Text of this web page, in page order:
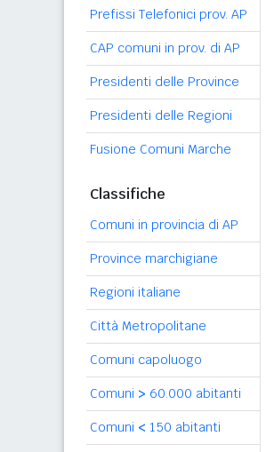
Prefissi Telefonici prov. AP
CAP comuni in prov. di AP
Presidenti delle Province
Presidenti delle Regioni
Fusione Comuni Marche
Classifiche
Comuni in provincia di AP
Province marchigiane
Regioni italiane
Città Metropolitane
Comuni capoluogo
Comuni > 60.000 abitanti
Comuni < 150 abitanti